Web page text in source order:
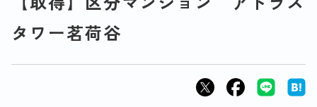
タワー茗荷谷